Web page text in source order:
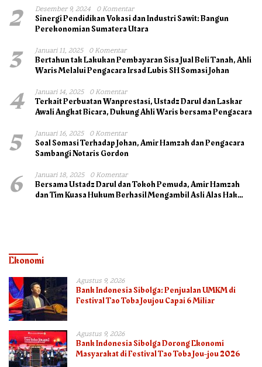
2 Desember 9, 2024 0 Komentar
Sinergi Pendidikan Vokasi dan Industri Sawit: Bangun
Perekonomian Sumatera Utara
3 Januari 11, 2025 0 Komentar
Bertahun tak Lakukan Pembayaran Sisa Jual Beli Tanah, Ahli
Waris Melalui Pengacara Irsad Lubis SH Somasi Johan
4 Januari 14, 2025 0 Komentar
Terkait Perbuatan Wanprestasi, Ustadz Darul dan Laskar
Awali Angkat Bicara, Dukung Ahli Waris bersama Pengacara
5 Januari 16, 2025 0 Komentar
Soal Somasi Terhadap Johan, Amir Hamzah dan Pengacara
Sambangi Notaris Gordon
6 Januari 18, 2025 0 Komentar
Bersama Ustadz Darul dan Tokoh Pemuda, Amir Hamzah
dan Tim Kuasa Hukum Berhasil Mengambil Asli Alas Hak
Ekonomi
Agustus 9, 2026
Bank Indonesia Sibolga: Penjualan UMKM di
Festival Tao Toba Joujou Capai 6 Miliar
Agustus 9, 2026
Bank Indonesia Sibolga Dorong Ekonomi
Masyarakat di Festival Tao Toba Jou-jou 2026